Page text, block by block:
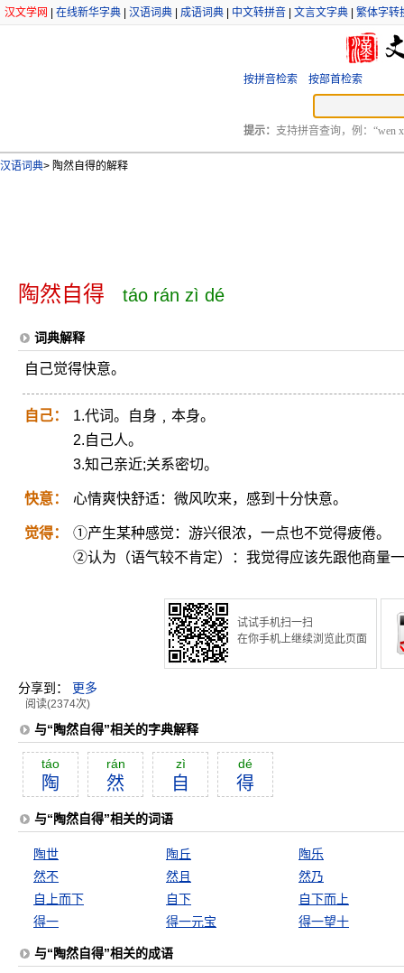
汉文学网 在线新华字典 汉语词典 成语词典 中文转拼音 文言文字典 繁体字转
按拼音检索 按部首检索
提示： 支持拼音查询，例：“wen
汉语词典> 陶然自得的解释
陶然自得 táo rán zì dé
词典解释
自己觉得快意。
自己：
1.代词。自身﹐本身。
2.自己人。
3.知己亲近;关系密切。
快意： 心情爽快舒适：微风吹来，感到十分快意。
觉得：
①产生某种感觉：游兴很浓，一点也不觉得疲倦。
②认为（语气较不肯定）：我觉得应该先跟他商量
试试手机扫一扫
在你手机上继续浏览此页面
分享到： 更多
阅读(2374次)
与“陶然自得”相关的字典解释
táo
陶
rán
然
zì
自
dé
得
与“陶然自得”相关的词语
陶世 陶丘
陶乐
然不
然且
然乃
自上而下
自下
自下而上
得一
得一元宝 得一望十
与“陶然自得”相关的成语